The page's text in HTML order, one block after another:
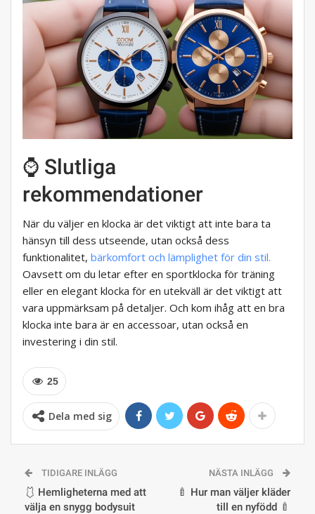
⌚ Slutliga
rekommendationer
När du väljer en klocka är det viktigt att inte bara ta
hänsyn till dess utseende, utan också dess
funktionalitet, bärkomfort och lämplighet för din stil.
Oavsett om du letar efter en sportklocka för träning
eller en elegant klocka för en utekväll är det viktigt att
vara uppmärksam på detaljer. Och kom ihåg att en bra
klocka inte bara är en accessoar, utan också en
investering i din stil.
25
Dela med sig
TIDIGARE INLÄGG
🩱 Hemligheterna med att
välja en snygg bodysuit
NÄSTA INLÄGG
🍼 Hur man väljer kläder
till en nyfödd 🍼